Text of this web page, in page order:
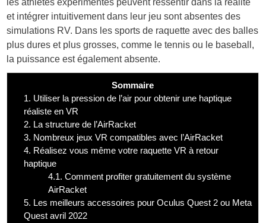
les athlètes expérimentés peuvent ressentir dans la réalité
et intégrer intuitivement dans leur jeu sont absentes des
simulations RV. Dans les sports de raquette avec des balles
plus dures et plus grosses, comme le tennis ou le baseball,
la puissance est également absente.
Sommaire
1. Utiliser la pression de l’air pour obtenir une haptique
réaliste en VR
2. La structure de l’AirRacket
3. Nombreux jeux VR compatibles avec l’AirRacket
4. Réalisez vous même votre raquette VR à retour
haptique
4.1. Comment profiter gratuitement du système
AirRacket
5. Les meilleurs accessoires pour Oculus Quest 2 ou Meta
Quest avril 2022